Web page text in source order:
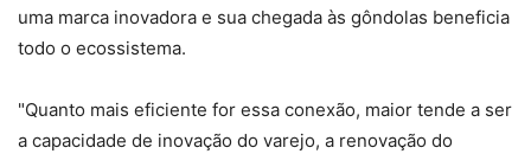
uma marca inovadora e sua chegada às gôndolas beneficia
todo o ecossistema.
"Quanto mais eficiente for essa conexão, maior tende a ser
a capacidade de inovação do varejo, a renovação do